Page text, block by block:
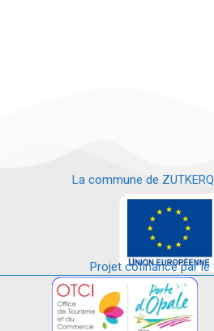
La commune de
Projet cofinancé par le